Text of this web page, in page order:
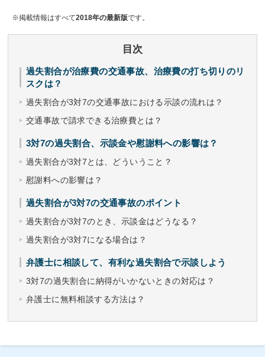
※掲載情報はすべて2018年の最新版です。
目次
過失割合が治療費の交通事故、治療費の打ち切りのリ
スクは？
過失割合が3対7の交通事故における示談の流れは？
交通事故で請求できる治療費とは？
3対7の過失割合、示談金や慰謝料への影響は？
過失割合が3対7とは、どういうこと？
慰謝料への影響は？
過失割合が3対7の交通事故のポイント
過失割合が3対7のとき、示談金はどうなる？
過失割合が3対7になる場合は？
弁護士に相談して、有利な過失割合で示談しよう
3対7の過失割合に納得がいかないときの対応は？
弁護士に無料相談する方法は？